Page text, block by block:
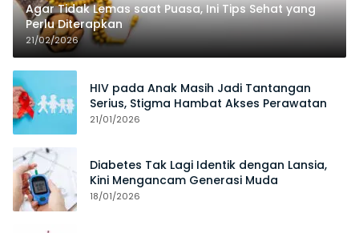
Agar Tidak Lemas saat Puasa, Ini Tips Sehat yang
Perlu Diterapkan
21/02/2026
HIV pada Anak Masih Jadi Tantangan
Serius, Stigma Hambat Akses Perawatan
21/01/2026
Diabetes Tak Lagi Identik dengan Lansia,
Kini Mengancam Generasi Muda
18/01/2026